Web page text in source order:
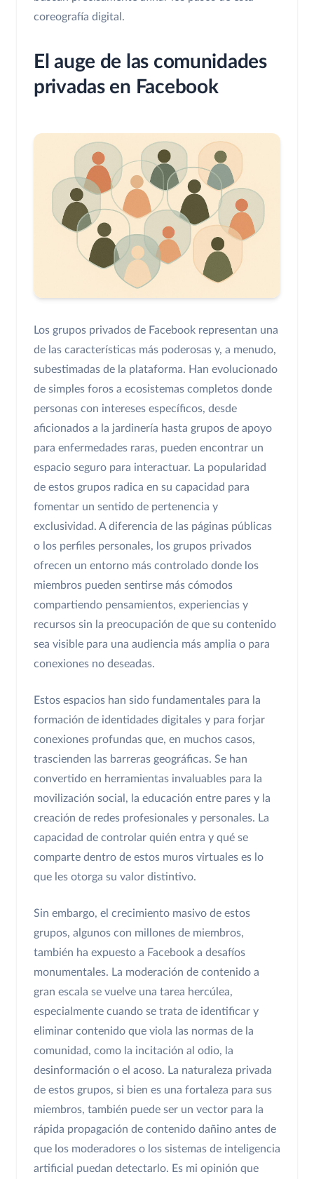
coreografía digital.
El auge de las comunidades
privadas en Facebook
Los grupos privados de Facebook representan una
de las características más poderosas y, a menudo,
subestimadas de la plataforma. Han evolucionado
de simples foros a ecosistemas completos donde
personas con intereses específicos, desde
aficionados a la jardinería hasta grupos de apoyo
para enfermedades raras, pueden encontrar un
espacio seguro para interactuar. La popularidad
de estos grupos radica en su capacidad para
fomentar un sentido de pertenencia y
exclusividad. A diferencia de las páginas públicas
o los perfiles personales, los grupos privados
ofrecen un entorno más controlado donde los
miembros pueden sentirse más cómodos
compartiendo pensamientos, experiencias y
recursos sin la preocupación de que su contenido
sea visible para una audiencia más amplia o para
conexiones no deseadas.
Estos espacios han sido fundamentales para la
formación de identidades digitales y para forjar
conexiones profundas que, en muchos casos,
trascienden las barreras geográficas. Se han
convertido en herramientas invaluables para la
movilización social, la educación entre pares y la
creación de redes profesionales y personales. La
capacidad de controlar quién entra y qué se
comparte dentro de estos muros virtuales es lo
que les otorga su valor distintivo.
Sin embargo, el crecimiento masivo de estos
grupos, algunos con millones de miembros,
también ha expuesto a Facebook a desafíos
monumentales. La moderación de contenido a
gran escala se vuelve una tarea hercúlea,
especialmente cuando se trata de identificar y
eliminar contenido que viola las normas de la
comunidad, como la incitación al odio, la
desinformación o el acoso. La naturaleza privada
de estos grupos, si bien es una fortaleza para sus
miembros, también puede ser un vector para la
rápida propagación de contenido dañino antes de
que los moderadores o los sistemas de inteligencia
artificial puedan detectarlo. Es mi opinión que